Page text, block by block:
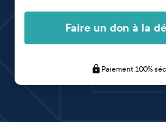
Faire un don à la
Paiement 100%